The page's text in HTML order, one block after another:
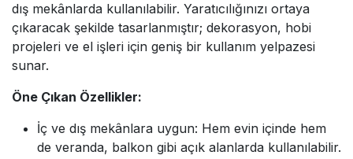
dış mekânlarda kullanılabilir. Yaratıcılığınızı ortaya
çıkaracak şekilde tasarlanmıştır; dekorasyon, hobi
projeleri ve el işleri için geniş bir kullanım yelpazesi
sunar.
Öne Çıkan Özellikler:
İç ve dış mekânlara uygun: Hem evin içinde hem
de veranda, balkon gibi açık alanlarda kullanılabilir.